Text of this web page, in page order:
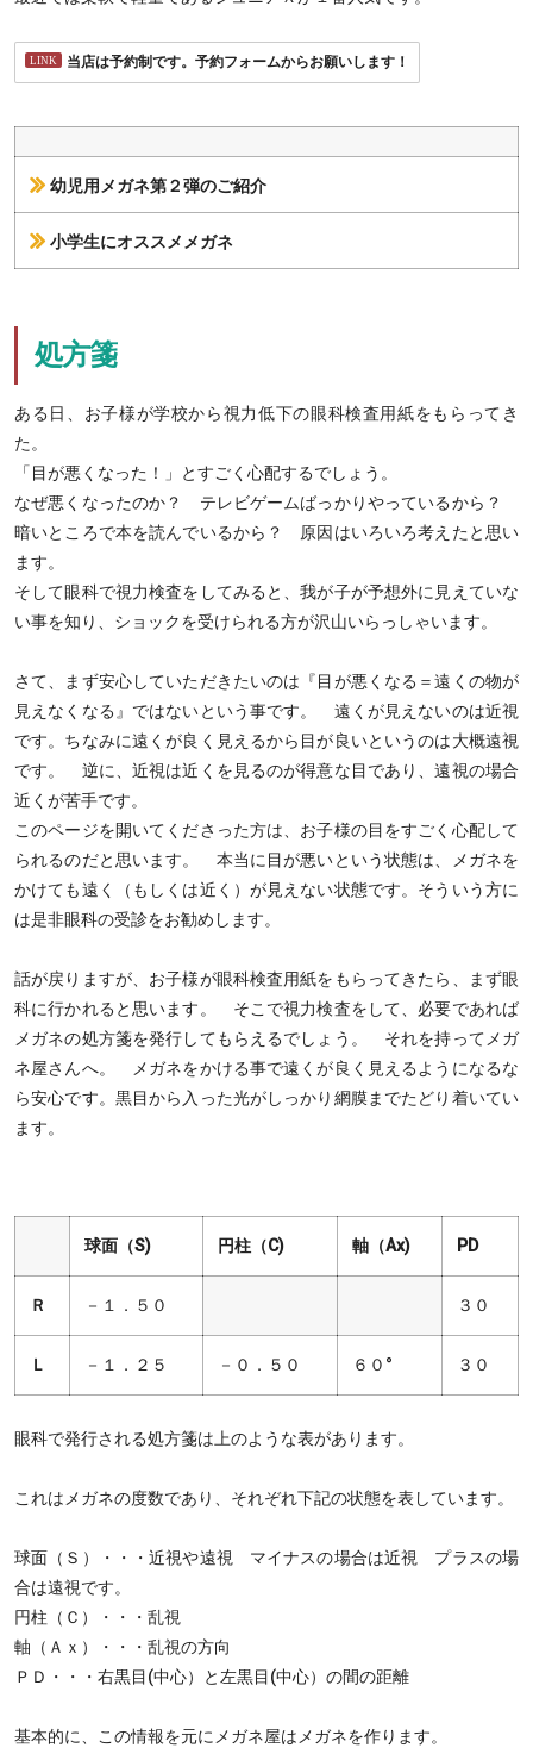
当店は予約制です。予約フォームからお願いします！
幼児用メガネ第２弾のご紹介
小学生にオススメメガネ
処方箋
ある日、お子様が学校から視力低下の眼科検査用紙をもらってき
た。
「目が悪くなった！」とすごく心配するでしょう。
なぜ悪くなったのか？ テレビゲームばっかりやっているから？
暗いところで本を読んでいるから？ 原因はいろいろ考えたと思い
ます。
そして眼科で視力検査をしてみると、我が子が予想外に見えていな
い事を知り、ショックを受けられる方が沢山いらっしゃいます。
さて、まず安心していただきたいのは『目が悪くなる＝遠くの物が
見えなくなる』ではないという事です。 遠くが見えないのは近視
です。ちなみに遠くが良く見えるから目が良いというのは大概遠視
です。 逆に、近視は近くを見るのが得意な目であり、遠視の場合
近くが苦手です。
このページを開いてくださった方は、お子様の目をすごく心配して
られるのだと思います。 本当に目が悪いという状態は、メガネを
かけても遠く（もしくは近く）が見えない状態です。そういう方に
は是非眼科の受診をお勧めします。
話が戻りますが、お子様が眼科検査用紙をもらってきたら、まず眼
科に行かれると思います。 そこで視力検査をして、必要であれば
メガネの処方箋を発行してもらえるでしょう。 それを持ってメガ
ネ屋さんへ。 メガネをかける事で遠くが良く見えるようになるな
ら安心です。黒目から入った光がしっかり網膜までたどり着いてい
ます。
球面（S) 円柱（C) 軸（Ax) PD
Ｒ －１．５０ ３０
Ｌ －１．２５ －０．５０ ６０° ３０
眼科で発行される処方箋は上のような表があります。
これはメガネの度数であり、それぞれ下記の状態を表しています。
球面（Ｓ）・・・近視や遠視 マイナスの場合は近視 プラスの場
合は遠視です。
円柱（Ｃ）・・・乱視
軸（Ａｘ）・・・乱視の方向
ＰＤ・・・右黒目(中心）と左黒目(中心）の間の距離
基本的に、この情報を元にメガネ屋はメガネを作ります。